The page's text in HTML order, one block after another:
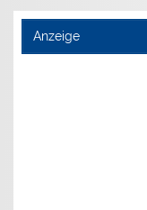
Anzeige